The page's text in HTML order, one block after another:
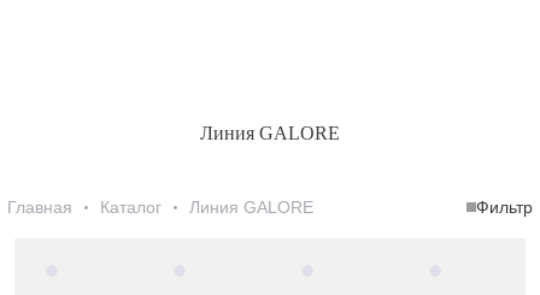
Линия GALORE
Главная Каталог Линия GALORE Фильтр